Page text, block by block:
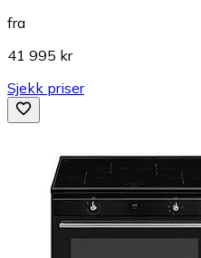
fra
41 995 kr
Sjekk priser